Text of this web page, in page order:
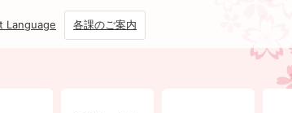
Language 各課のご案内